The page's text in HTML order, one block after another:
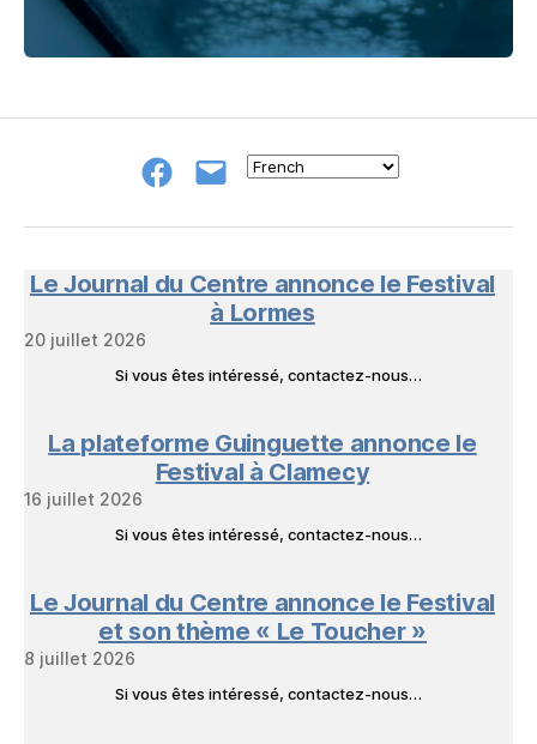
Groupe
NeL
E-
à
Livres
Le Journal du Centre annonce le Festival
à Lormes
20 juillet 2026
Si vous êtes intéressé, contactez-nous…
La plateforme Guinguette annonce le
Festival à Clamecy
16 juillet 2026
Si vous êtes intéressé, contactez-nous…
Le Journal du Centre annonce le Festival
et son thème « Le Toucher »
8 juillet 2026
Si vous êtes intéressé, contactez-nous…